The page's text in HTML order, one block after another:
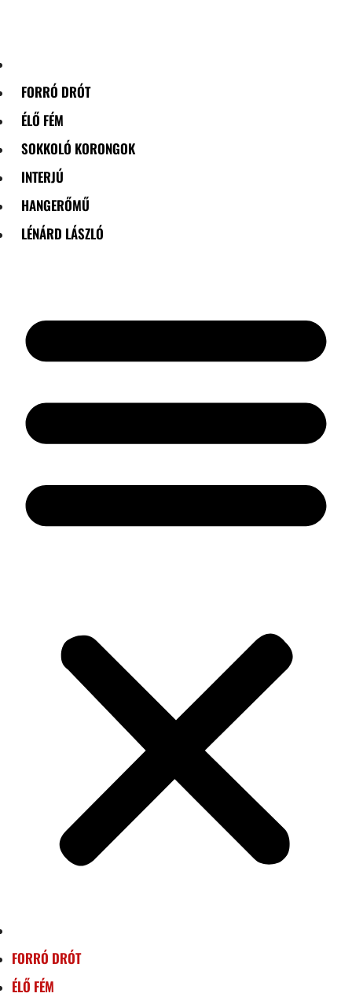
FORRÓ DRÓT
ÉLŐ FÉM
SOKKOLÓ KORONGOK
INTERJÚ
HANGERŐMŰ
LÉNÁRD LÁSZLÓ
FORRÓ DRÓT
ÉLŐ FÉM